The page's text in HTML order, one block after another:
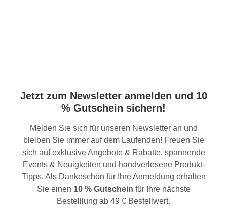
Jetzt zum Newsletter anmelden und 10
% Gutschein sichern!
Melden Sie sich für unseren Newsletter an und
bleiben Sie immer auf dem Laufenden! Freuen Sie
sich auf exklusive Angebote & Rabatte, spannende
Events & Neuigkeiten und handverlesene Produkt-
Tipps. Als Dankeschön für Ihre Anmeldung erhalten
Sie einen 10 % Gutschein für Ihre nächste
Bestelllung ab 49 € Bestellwert.